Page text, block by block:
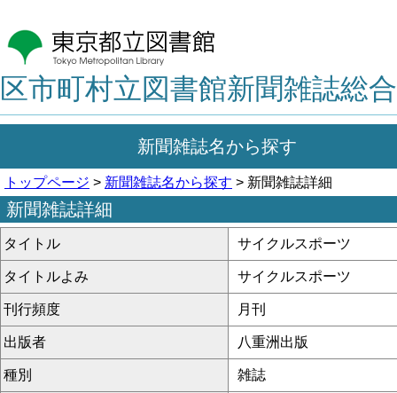
区市町村立図書館新聞雑誌総
新聞雑誌名から探す
トップページ > 新聞雑誌名から探す > 新聞雑誌詳細
新聞雑誌詳細
タイトル サイクルスポーツ
タイトルよみ サイクルスポーツ
刊行頻度 月刊
出版者 八重洲出版
種別 雑誌